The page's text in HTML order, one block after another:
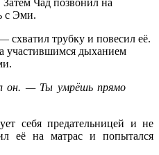
с Эми.
схватил трубку и повесил её.
участившимся дыханием
он. — Ты умрёшь прямо
себя предательницей и не
её на матрас и попытался